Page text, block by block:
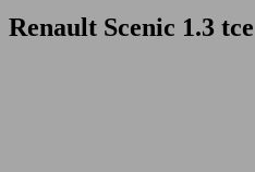
Renault Scenic 1.3